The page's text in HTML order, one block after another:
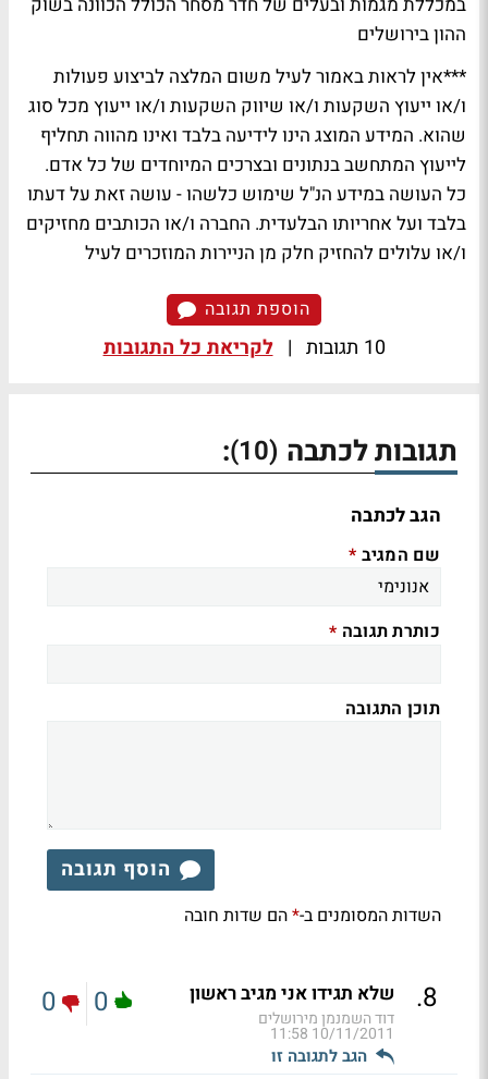
ההון בירושלים
***אין לראות באמור לעיל משום המלצה לביצוע פעולות
ו/או ייעוץ השקעות ו/או שיווק השקעות ו/או ייעוץ מכל סוג
שהוא. המידע המוצג הינו לידיעה בלבד ואינו מהווה תחליף
לייעוץ המתחשב בנתונים ובצרכים המיוחדים של כל אדם.
כל העושה במידע הנ"ל שימוש כלשהו - עושה זאת על דעתו
בלבד ועל אחריותו הבלעדית. החברה ו/או הכותבים מחזיקים
ו/או עלולים להחזיק חלק מן הניירות המוזכרים לעיל
הוספת תגובה
10 תגובות | לקריאת כל התגובות
תגובות לכתבה (10)
:
הגב לכתבה
שם המגיב *
כותרת תגובה *
תוכן התגובה
הוסף תגובה
השדות המסומנים ב-*הם שדות חובה
8
. שלא תגידו אני מגיב ראשון
דוד השמנמן מירושלים
10/11/2011 11:58
הגב לתגובה זו
0
0